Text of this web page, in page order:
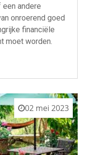
andere
onroerend goed
financiële
moet worden.
02 mei 2023